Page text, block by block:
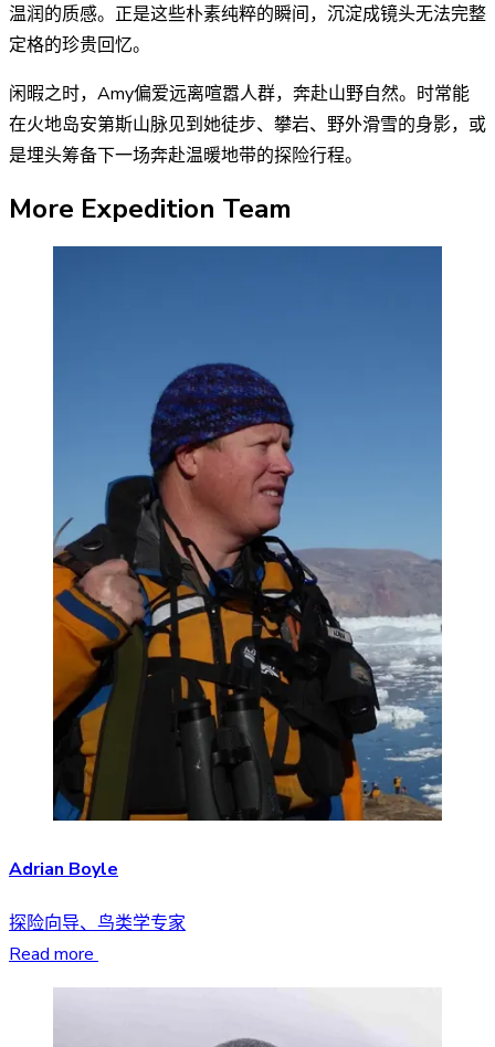
温润的质感。正是这些朴素纯粹的瞬间，沉淀成镜头无法完整
定格的珍贵回忆。
闲暇之时，Amy偏爱远离喧嚣人群，奔赴山野自然。时常能
在火地岛安第斯山脉见到她徒步、攀岩、野外滑雪的身影，或
是埋头筹备下一场奔赴温暖地带的探险行程。
More Expedition Team
Adrian Boyle
探险向导、鸟类学专家
Read more